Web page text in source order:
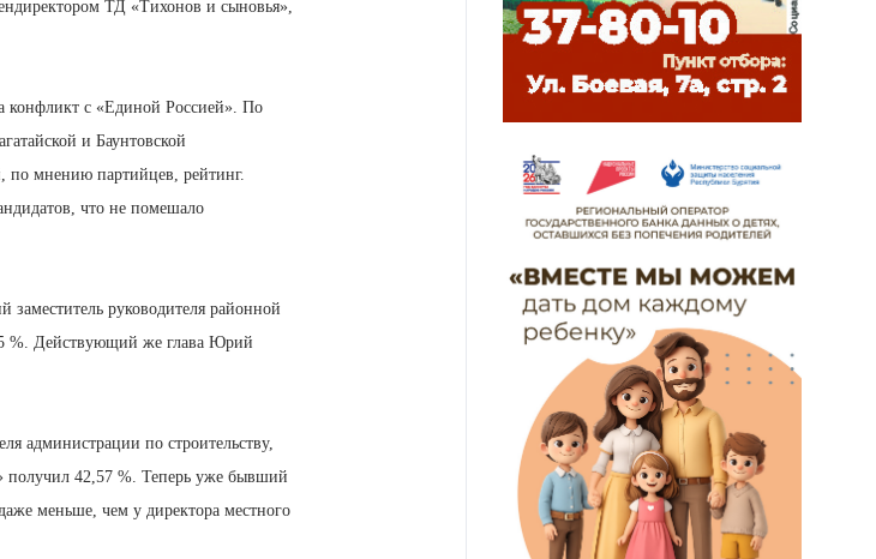
ТД «Тихонов и сыновья»,
конфликт с «Единой Россией». По
и Баунтовской
по мнению партийцев, рейтинг.
что не помешало
руководителя районной
%. Действующий же глава Юрий
администрации по строительству,
42,57 %. Теперь уже бывший
меньше, чем у директора местного